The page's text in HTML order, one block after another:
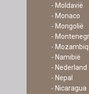
- Moldavië
- Monaco
- Mongolië
-
-
- Namibië
- Nederland
- Nepal
- Nicaragua